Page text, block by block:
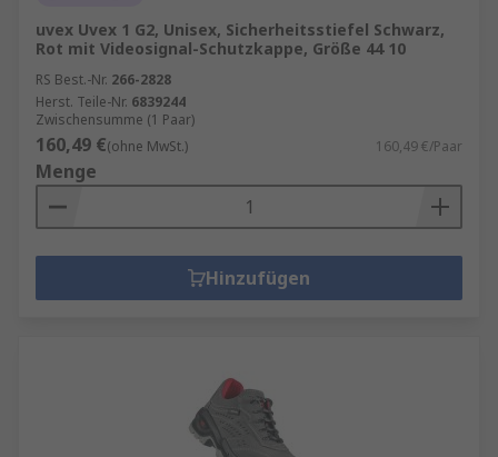
uvex Uvex 1 G2, Unisex, Sicherheitsstiefel Schwarz,
Rot mit Videosignal-Schutzkappe, Größe 44 10
RS Best.-Nr. 266-2828
Herst. Teile-Nr. 6839244
Zwischensumme (1 Paar)
160,49 €(ohne MwSt.) 160,49 €/Paar
Menge
Hinzufügen